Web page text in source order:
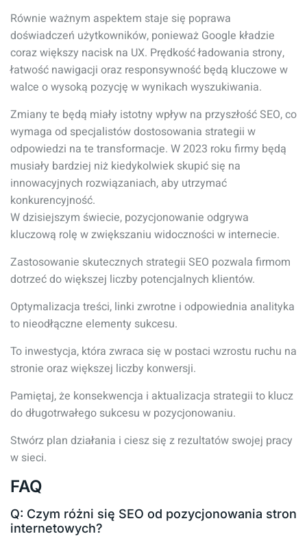
Równie ważnym aspektem staje się poprawa
doświadczeń użytkowników, ponieważ Google kładzie
coraz większy nacisk na UX. Prędkość ładowania strony,
łatwość nawigacji oraz responsywność będą kluczowe w
walce o wysoką pozycję w wynikach wyszukiwania.
Zmiany te będą miały istotny wpływ na przyszłość SEO, co
wymaga od specjalistów dostosowania strategii w
odpowiedzi na te transformacje. W 2023 roku firmy będą
musiały bardziej niż kiedykolwiek skupić się na
innowacyjnych rozwiązaniach, aby utrzymać
konkurencyjność.
W dzisiejszym świecie, pozycjonowanie odgrywa
kluczową rolę w zwiększaniu widoczności w internecie.
Zastosowanie skutecznych strategii SEO pozwala firmom
dotrzeć do większej liczby potencjalnych klientów.
Optymalizacja treści, linki zwrotne i odpowiednia analityka
to nieodłączne elementy sukcesu.
To inwestycja, która zwraca się w postaci wzrostu ruchu na
stronie oraz większej liczby konwersji.
Pamiętaj, że konsekwencja i aktualizacja strategii to klucz
do długotrwałego sukcesu w pozycjonowaniu.
Stwórz plan działania i ciesz się z rezultatów swojej pracy
w sieci.
FAQ
Q: Czym różni się SEO od pozycjonowania stron
internetowych?